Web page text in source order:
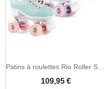
Patins à roulettes Rio Roller Script rose
109,95 €